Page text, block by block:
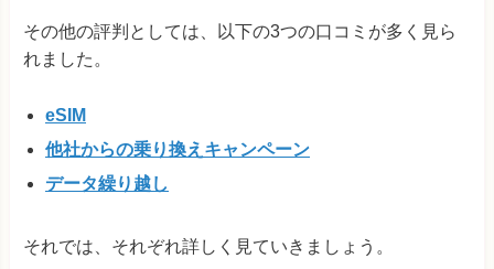
その他の評判としては、以下の3つの口コミが多く見ら
れました。
eSIM
他社からの乗り換えキャンペーン
データ繰り越し
それでは、それぞれ詳しく見ていきましょう。